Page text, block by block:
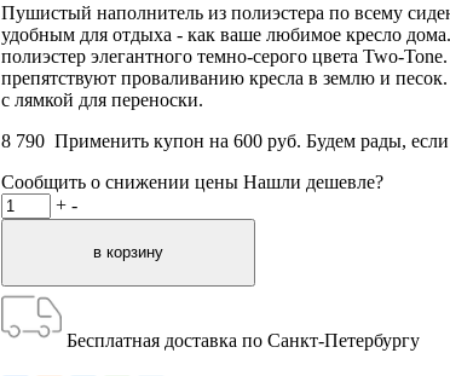
Пушистый наполнитель из полиэстера по всему
удобным для отдыха - как ваше любимое кресло
полиэстер элегантного темно-серого цвета Two-
препятствуют проваливанию кресла в землю и
с лямкой для переноски.
8 790 Применить купон на 600 руб. Будем рады, если
Сообщить о снижении цены Нашли дешевле?
+ -
Бесплатная доставка по Санкт-Петербургу